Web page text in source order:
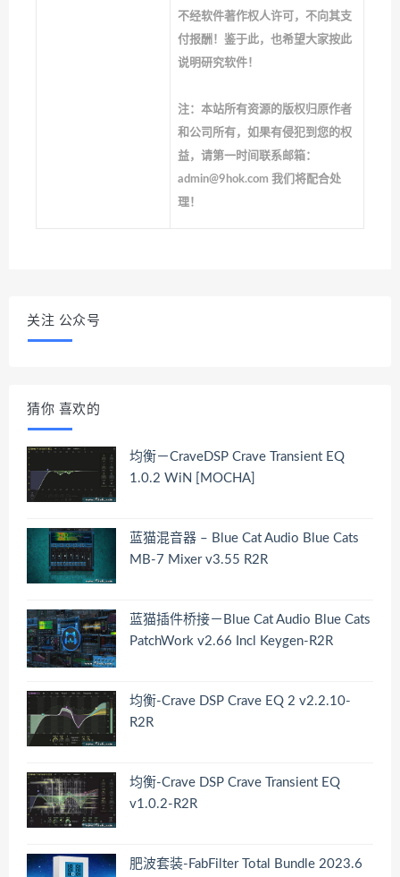
不经软件著作权人许可，不向其支
付报酬！鉴于此，也希望大家按此
说明研究软件！
注：本站所有资源的版权归原作者
和公司所有，如果有侵犯到您的权
益，请第一时间联系邮箱：
admin@9hok.com 我们将配合处
理！
关注 公众号
猜你 喜欢的
均衡－CraveDSP Crave Transient EQ
1.0.2 WiN [MOCHA]
蓝猫混音器 – Blue Cat Audio Blue Cats
MB-7 Mixer v3.55 R2R
蓝猫插件桥接－Blue Cat Audio Blue Cats
PatchWork v2.66 Incl Keygen-R2R
均衡-Crave DSP Crave EQ 2 v2.2.10-
R2R
均衡-Crave DSP Crave Transient EQ
v1.0.2-R2R
肥波套装-FabFilter Total Bundle 2023.6